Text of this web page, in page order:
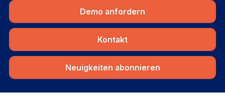
Demo anfordern
Kontakt
Neuigkeiten abonnieren